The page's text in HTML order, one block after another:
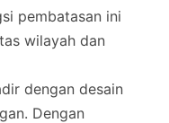
pembatasan ini
wilayah dan
dengan desain
Dengan